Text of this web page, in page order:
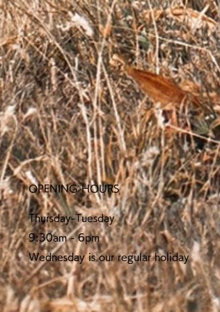
OPENING HOURS
Thursday-Tuesday
9:30am - 6pm
Wednesday is our regular holiday